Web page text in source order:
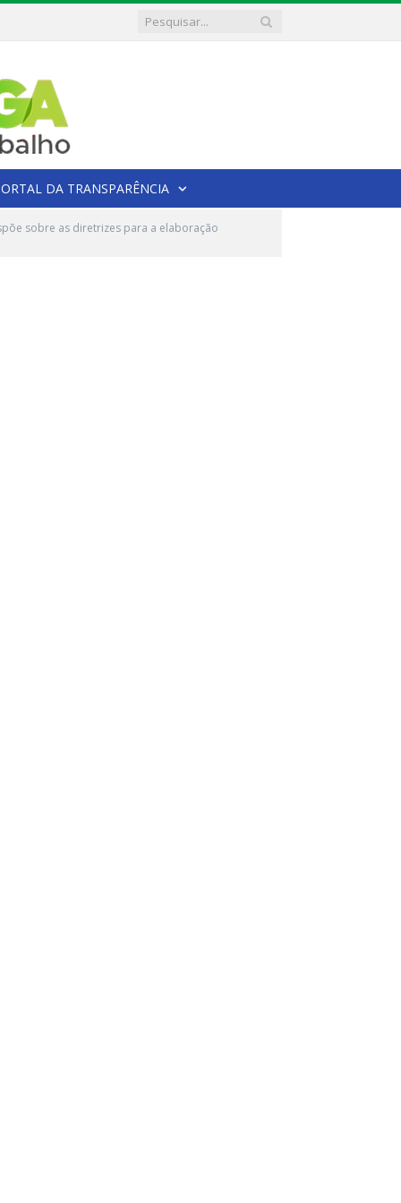
DA TRANSPARÊNCIA
sobre as diretrizes para a elaboração